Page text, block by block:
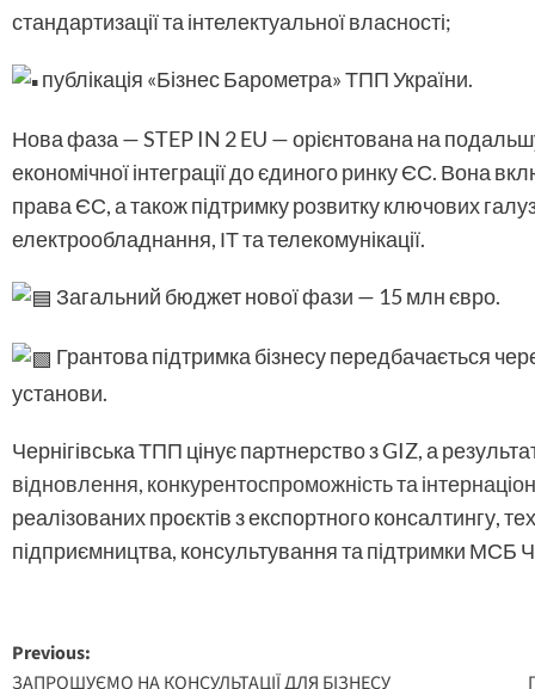
стандартизації та інтелектуальної власності;
публікація «Бізнес Барометра» ТПП України.
Нова фаза — STEP IN 2 EU — орієнтована на
економічної інтеграції до єдиного ринку ЄС. Вона
права ЄС, а також підтримку розвитку ключових
електрообладнання, ІТ та телекомунікації.
Загальний бюджет нової фази — 15 млн євро.
Грантова підтримка бізнесу передбачається
установи.
Чернігівська ТПП цінує партнерство з GIZ, а
відновлення, конкурентоспроможність та
реалізованих проєктів з експортного консалтингу,
підприємництва, консультування та підтримки МСБ
Post
Previous:
ЗАПРОШУЄМО НА КОНСУЛЬТАЦІЇ ДЛЯ БІЗНЕСУ